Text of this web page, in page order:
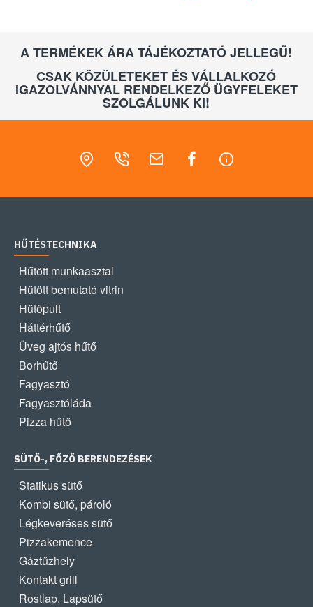
A TERMÉKEK ÁRA TÁJÉKOZTATÓ JELLEGŰ!
CSAK KÖZÜLETEKET ÉS VÁLLALKOZÓ
IGAZOLVÁNNYAL RENDELKEZŐ ÜGYFELEKET
SZOLGÁLUNK KI!
HŰTÉSTECHNIKA
Hűtött munkaasztal
Hűtött bemutató vitrin
Hűtőpult
Háttérhűtő
Üveg ajtós hűtő
Borhűtő
Fagyasztó
Fagyasztóláda
Pizza hűtő
SÜTŐ-, FŐZŐ BERENDEZÉSEK
Statikus sütő
Kombi sütő, pároló
Légkeveréses sütő
Pizzakemence
Gáztűzhely
Kontakt grill
Rostlap, Lapsütő